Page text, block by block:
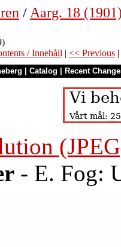
/ Aarg. 18 (1901)
/ Innehåll | << Previous |
Catalog Recent
- E. Fog: